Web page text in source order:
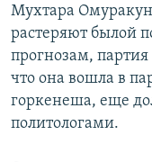
Мухтара
растеряют былой
прогнозам, партия
что она вошла в
горкенеша, еще
политологами.